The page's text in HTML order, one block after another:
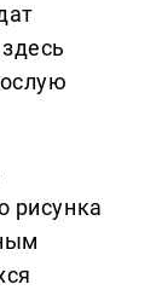
рисунка